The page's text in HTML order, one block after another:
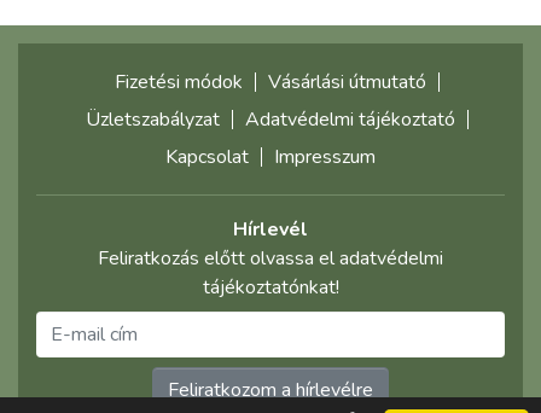
Fizetési módok
Vásárlási útmutató
Üzletszabályzat
Adatvédelmi tájékoztató
Kapcsolat
Impresszum
Hírlevél
Feliratkozás előtt olvassa el adatvédelmi
tájékoztatónkat!
Feliratkozom a hírlevélre